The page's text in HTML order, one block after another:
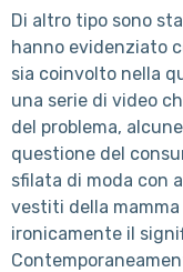
Di altro tipo sono
hanno evidenziato
sia coinvolto nella
una serie di video
del problema,
questione del
sfilata di moda con
vestiti della
ironicamente il